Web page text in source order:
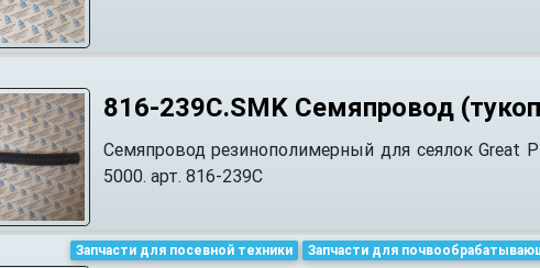
816-239C.SMK Семяпровод
Семяпровод резинополимерный для сеялок Great
5000. арт. 816-239С
Запчасти для посевной техники Запчасти для